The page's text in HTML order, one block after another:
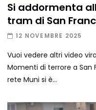
Si addormenta
tram di San
12 NOVEMBRE 2025
Vuoi vedere altri video
Momenti di terrore a San
rete Muni si è...